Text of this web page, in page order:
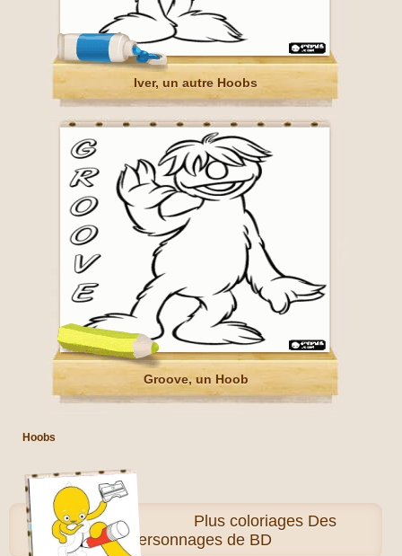
Iver, un autre Hoobs
Groove, un Hoob
Hoobs
Pluscoloriages Des
personnages de BD